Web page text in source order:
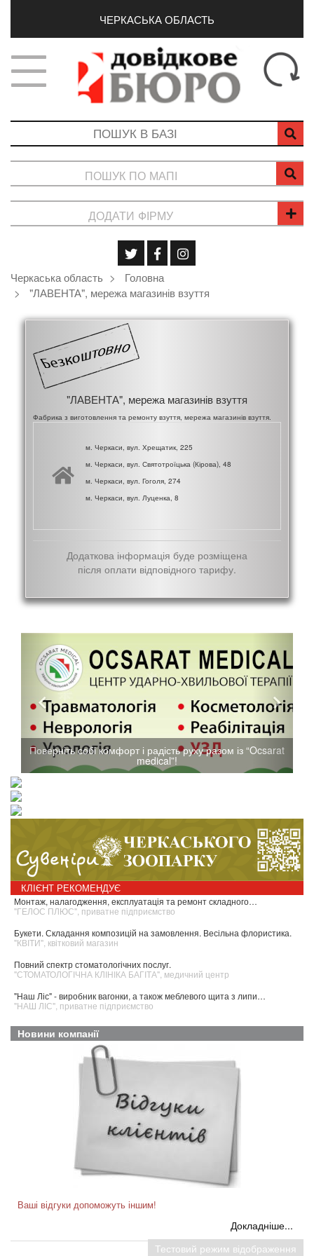
ЧЕРКАСЬКА ОБЛАСТЬ
ПОШУК ПО МАПІ
ДОДАТИ ФІРМУ
Черкаська область
Головна
"ЛАВЕНТА", мережа магазинів взуття
"ЛАВЕНТА", мережа магазинів взуття
Фабрика з виготовлення та ремонту взуття, мережа магазинів взуття.
м. Черкаси, вул. Хрещатик, 225
м. Черкаси, вул. Святотроїцька (Кірова), 48
м. Черкаси, вул. Гоголя, 274
м. Черкаси, вул. Луценка, 8
Додаткова інформація буде розміщена
після оплати відповідного тарифу.
Поверніть собі комфорт і радість руху разом із “Ocsarat
medical”!
КЛІЄНТ РЕКОМЕНДУЄ
Монтаж, налагодження, експлуатація та ремонт складного…
"ГЕЛОС ПЛЮС", приватне підприємство
Букети. Складання композицій на замовлення. Весільна флористика.
"КВІТИ", квітковий магазин
Повний спектр стоматологічних послуг.
"СТОМАТОЛОГІЧНА КЛІНІКА БАГІТА", медичний центр
"Наш Ліс" - виробник вагонки, а також меблевого щита з липи…
"НАШ ЛІС", приватне підприємство
Новини компанії
Ваші відгуки допоможуть іншим!
Відтепер на сторінку кожного платного клієнта на сайті
Будь-який користувач інтернету може відвідати сторінку тієї чи
іншої фірми та залишити після авторизації свій позитивний або,
Докладніше...
Тестовий режим відображення